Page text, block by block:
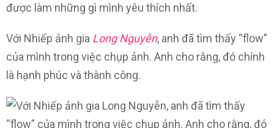
được làm những gì mình yêu thích nhất.
Với Nhiếp ảnh gia Long Nguyễn, anh đã tìm thấy “flow”
của mình trong việc chụp ảnh. Anh cho rằng, đó chính
là hạnh phúc và thành công.